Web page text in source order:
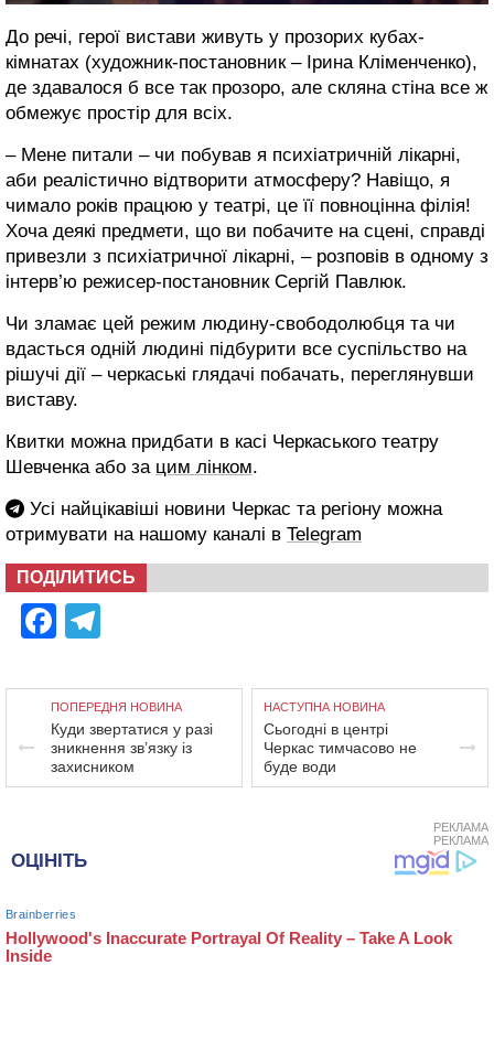
До речі, герої вистави живуть у прозорих кубах-
кімнатах (художник-постановник – Ірина Кліменченко),
де здавалося б все так прозоро, але скляна стіна все ж
обмежує простір для всіх.
– Мене питали – чи побував я психіатричній лікарні,
аби реалістично відтворити атмосферу? Навіщо, я
чимало років працюю у театрі, це її повноцінна філія!
Хоча деякі предмети, що ви побачите на сцені, справді
привезли з психіатричної лікарні, – розповів в одному з
інтерв’ю режисер-постановник Сергій Павлюк.
Чи зламає цей режим людину-свободолюбця та чи
вдасться одній людині підбурити все суспільство на
рішучі дії – черкаські глядачі побачать, переглянувши
виставу.
Квитки можна придбати в касі Черкаського театру
Шевченка або за цим лінком.
Усі найцікавіші новини Черкас та регіону можна
отримувати на нашому каналі в Telegram
ПОДІЛИТИСЬ
Facebook
ПОПЕРЕДНЯ НОВИНА
Куди звертатися у разі
зникнення зв’язку із
захисником
НАСТУПНА НОВИНА
Сьогодні в центрі
Черкас тимчасово не
буде води
РЕКЛАМА
РЕКЛАМА